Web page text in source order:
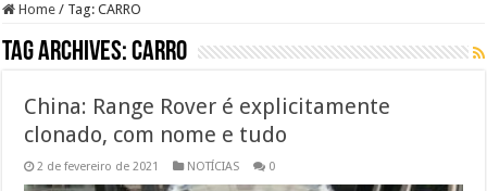
Home / Tag:CARRO
Tag Archives:CARRO
China: Range Rover é explicitamente
clonado, com nome e tudo
2 de fevereiro de 2021 NOTÍCIAS 0